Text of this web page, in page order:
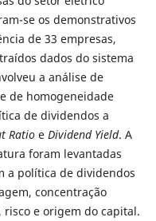
se os demonstrativos
de 33 empresas,
dados do sistema
a análise de
de homogeneidade
de dividendos a
Ratioe Dividend Yield. A
foram levantadas
a política de dividendos
concentração
e origem do capital.